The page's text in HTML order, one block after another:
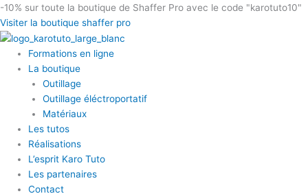
Aller
au
contenu
-10% sur toute la boutique de Shaffer Pro avec le code "karotuto10"
Visiter la boutique shaffer pro
Formations en ligne
La boutique
Outillage
Outillage éléctroportatif
Matériaux
Les tutos
Réalisations
L’esprit Karo Tuto
Les partenaires
Contact